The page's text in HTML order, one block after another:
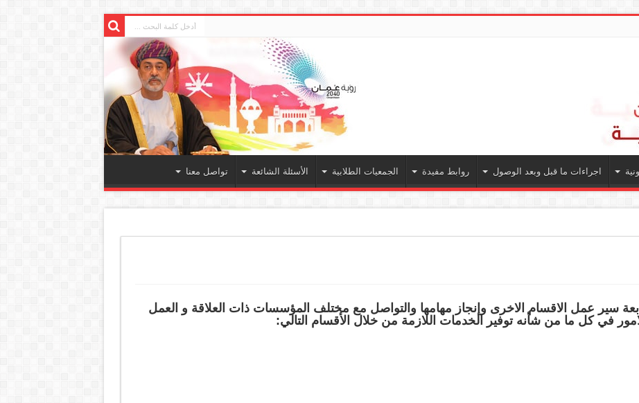
اجراءات ما قبل وبعد الوصول روابط مفيدة الجمعيات الطلابية الأسئلة الشائعة تواصل معنا
سير عمل الاقسام الاخرى وإنجاز مهامها والتواصل مع مختلف المؤسسات ذات العلاقة و العمل
في كل ما من شأنه توفير الخدمات اللازمة من خلال الأقسام التالي: